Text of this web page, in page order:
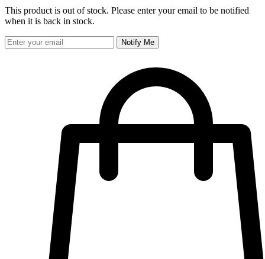
This product is out of stock. Please enter your email to be notified
when it is back in stock.
Notify Me